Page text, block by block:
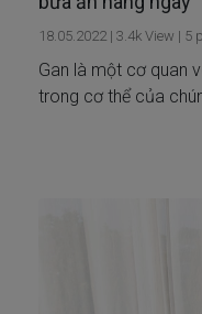
18.05.2022 | 3.4k View | 5
Gan là một cơ quan
trong cơ thể của